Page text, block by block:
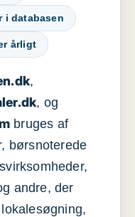
i databasen
årligt
,
, og
bruges af
børsnoterede
andre, der